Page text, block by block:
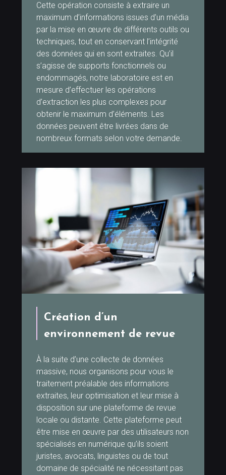
Cette opération consiste à extraire un
maximum d’informations issues d’un média
par la mise en œuvre de différents outils ou
techniques, tout en conservant l’intégrité
des données qui en sont extraites. Qu’il
s’agisse de supports fonctionnels ou
endommagés, notre laboratoire est en
mesure d’effectuer les opérations
d’extraction les plus complexes pour
obtenir le maximum d’éléments. Les
données peuvent être livrées dans de
nombreux formats selon votre demande.
Création d’un
environnement de revue
À la suite d’une collecte de données
massive, nous organisons pour vous le
traitement préalable des informations
extraites, leur optimisation et leur mise à
disposition sur une plateforme de revue
locale ou distante. Cette plateforme peut
être mise en œuvre par des utilisateurs non
spécialisés en numérique qu’ils soient
juristes, avocats, linguistes ou de tout
domaine de spécialité ne nécessitant pas